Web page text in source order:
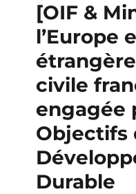
[OIF &
l’Europe
civile
engagée
Objectifs
Durable